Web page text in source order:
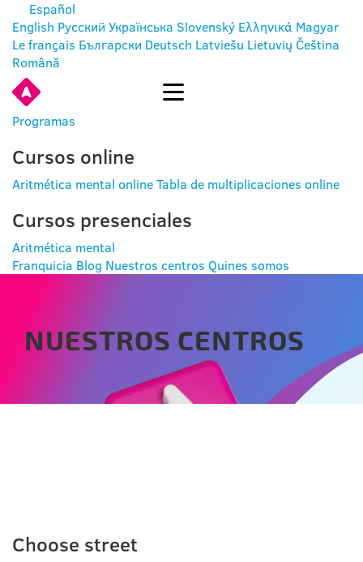
Español
English Русский Українська Slovenský Ελληνικά Magyar
Le français Български Deutsch Latviešu Lietuvių Čeština
Română
Programas
Cursos online
Aritmética mental onlineTabla de multiplicaciones online
Cursos presenciales
Aritmética mental
Franquicia Blog Nuestros centros Quines somos
NUESTROS CENTROS
Choose street